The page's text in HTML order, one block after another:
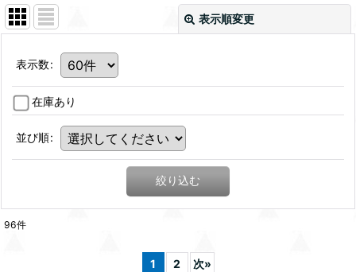
表示順変更
表示数:
在庫あり
並び順:
絞り込む
96件
1 2 次»